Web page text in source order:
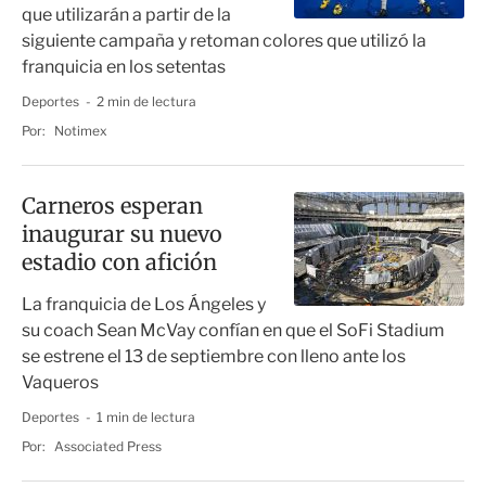
que utilizarán a partir de la
siguiente campaña y retoman colores que utilizó la
franquicia en los setentas
Deportes
2 min de lectura
Por:
Notimex
Carneros esperan
inaugurar su nuevo
estadio con afición
La franquicia de Los Ángeles y
su coach Sean McVay confían en que el SoFi Stadium
se estrene el 13 de septiembre con lleno ante los
Vaqueros
Deportes
1 min de lectura
Por: Associated Press